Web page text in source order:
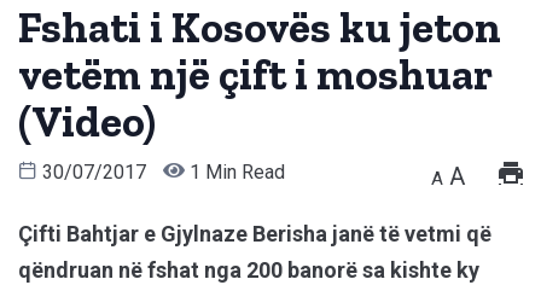
Fshati i Kosovës ku jeton
vetëm një çift i moshuar
(Video)
30/07/2017 1 Min Read A A
Çifti Bahtjar e Gjylnaze Berisha janë të vetmi që
qëndruan në fshat nga 200 banorë sa kishte ky